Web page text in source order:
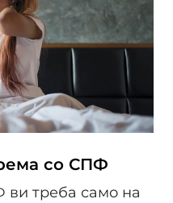
со СПФ
треба само на